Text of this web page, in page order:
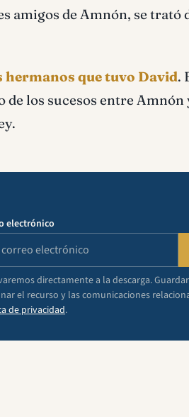
amigos de Amnón, se trató
hermanos que tuvo David.
los sucesos entre
electrónico
directamente a la descarga.
el recurso y las comunicaciones
de privacidad.